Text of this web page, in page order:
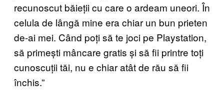
recunoscut băieții cu care o ardeam uneori. În
celula de lângă mine era chiar un bun prieten
de-ai mei. Când poți să te joci pe Playstation,
să primești mâncare gratis și să fii printre toți
cunoscuții tăi, nu e chiar atât de rău să fii
închis.”